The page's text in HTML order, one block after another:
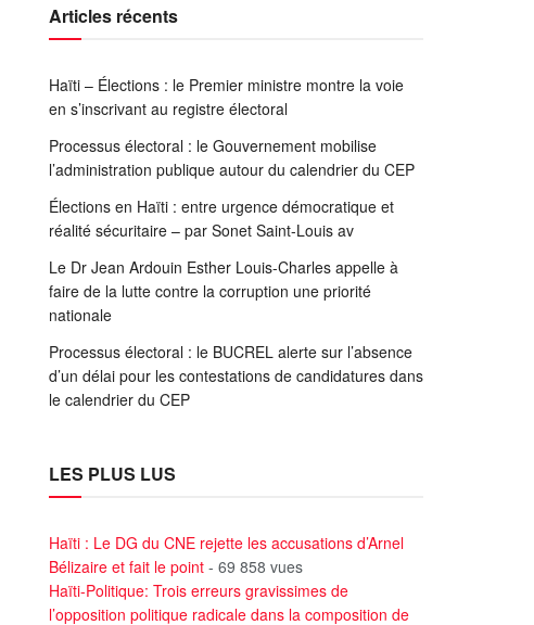
Articles récents
Haïti – Élections : le Premier ministre montre la voie
en s’inscrivant au registre électoral
Processus électoral : le Gouvernement mobilise
l’administration publique autour du calendrier du CEP
Élections en Haïti : entre urgence démocratique et
réalité sécuritaire – par Sonet Saint-Louis av
Le Dr Jean Ardouin Esther Louis-Charles appelle à
faire de la lutte contre la corruption une priorité
nationale
Processus électoral : le BUCREL alerte sur l’absence
d’un délai pour les contestations de candidatures dans
le calendrier du CEP
LES PLUS LUS
Haïti : Le DG du CNE rejette les accusations d’Arnel
Bélizaire et fait le point - 69 858 vues
Haïti-Politique: Trois erreurs gravissimes de
l’opposition politique radicale dans la composition de